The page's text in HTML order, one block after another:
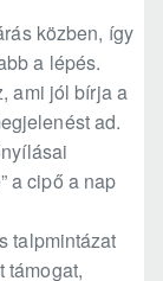
közben, így
a lépés.
ami jól bírja a
ad.
a cipő a nap
talpmintázat
támogat,